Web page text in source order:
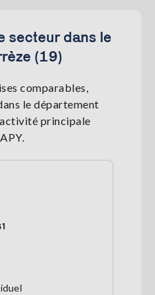
secteur dans le
(19)
comparables,
le département
principale